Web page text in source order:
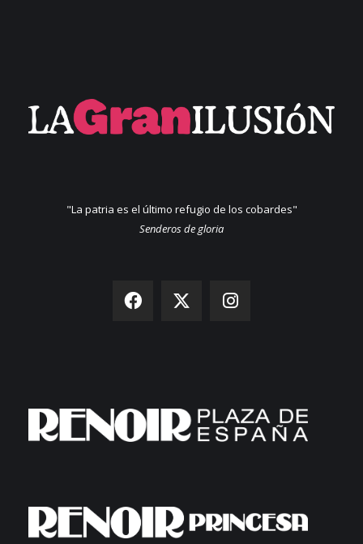
"La patria es el último refugio de los cobardes"
Senderos de gloria